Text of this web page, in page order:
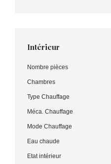
Intérieur
Nombre pièces
Chambres
Type Chauffage
Méca. Chauffage
Mode Chauffage
Eau chaude
Etat intérieur